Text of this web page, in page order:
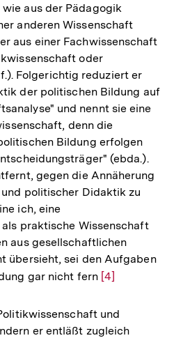
aus der Pädagogik
anderen Wissenschaft
aus einer Fachwissenschaft
oder
f.). Folgerichtig reduziert er
der politischen Bildung auf
und nennt sie eine
denn die
Bildung erfolgen
(ebda.).
gegen die Annäherung
politischer Didaktik zu
ich, eine
praktische Wissenschaft
aus gesellschaftlichen
übersieht, sei den Aufgaben
gar nicht fern Zur
der
Fußnote
[4]
und
er entläßt zugleich